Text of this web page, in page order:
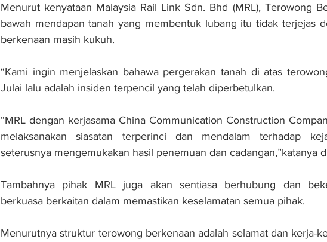
Menurut kenyataan Malaysia Rail Link Sdn. Bhd (MRL), Terowong
bawah mendapan tanah yang membentuk lubang itu tidak terjejas
berkenaan masih kukuh.
“Kami ingin menjelaskan bahawa pergerakan tanah di atas
Julai lalu adalah insiden terpencil yang telah diperbetulkan.
“MRL dengan kerjasama China Communication Construction
melaksanakan siasatan terperinci dan mendalam terhadap
seterusnya mengemukakan hasil penemuan dan cadangan,”katanya
Tambahnya pihak MRL juga akan sentiasa berhubung dan
berkuasa berkaitan dalam memastikan keselamatan semua pihak.
Menurutnya struktur terowong berkenaan adalah selamat dan kerja-